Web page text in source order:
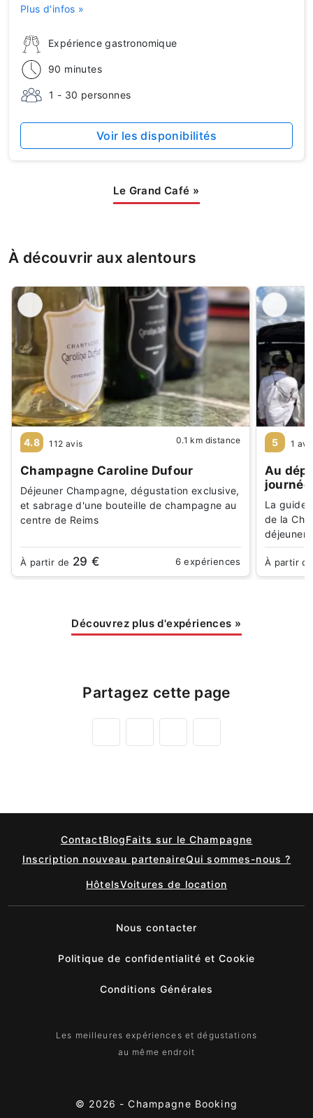
Expérience gastronomique
90 minutes
1 - 30 personnes
Plus d'infos »
Voir les disponibilités
Le Grand Café »
À découvrir aux alentours
4.8 112 avis 0.1 km distance
Champagne Caroline Dufour
Déjeuner Champagne, dégustation exclusive,
et sabrage d'une bouteille de champagne au
centre de Reims
À partir de 29 € 6 expériences
5 1
Au
La guide
de la
déjeuner
À partir
Découvrez plus d'expériences »
Partagez cette page
ContactBlogFaits sur le Champagne
Inscription nouveau partenaireQui sommes-nous ?
HôtelsVoitures de location
Nous contacter
Politique de confidentialité et Cookie
Conditions Générales
Les meilleures expériences et dégustations
au même endroit
© 2026 -Champagne Booking